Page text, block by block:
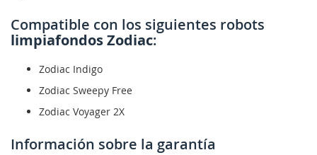
Compatible con los siguientes robots
limpiafondos Zodiac:
Zodiac Indigo
Zodiac Sweepy Free
Zodiac Voyager 2X
Información sobre la garantía